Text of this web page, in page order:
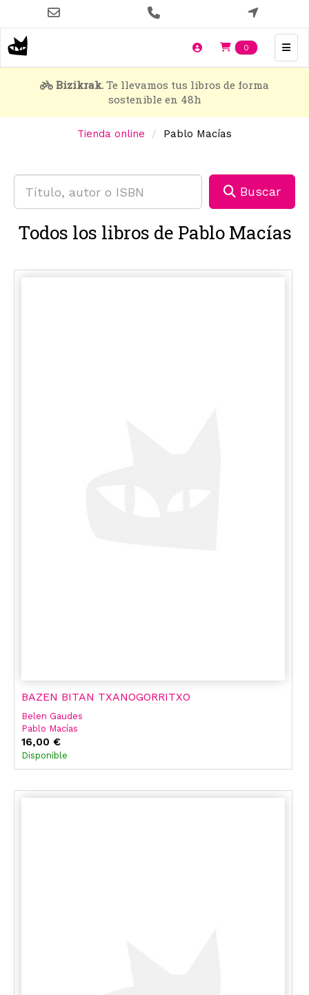
contenido
principal
0 Items en
Bizikrak. Te llevamos tus libros de forma
sostenible en 48h
Tienda online Pablo Macías
Buscar
Todos los libros de Pablo Macías
BAZEN BITAN TXANOGORRITXO
Belen Gaudes
Pablo Macías
16,00 €
Disponible